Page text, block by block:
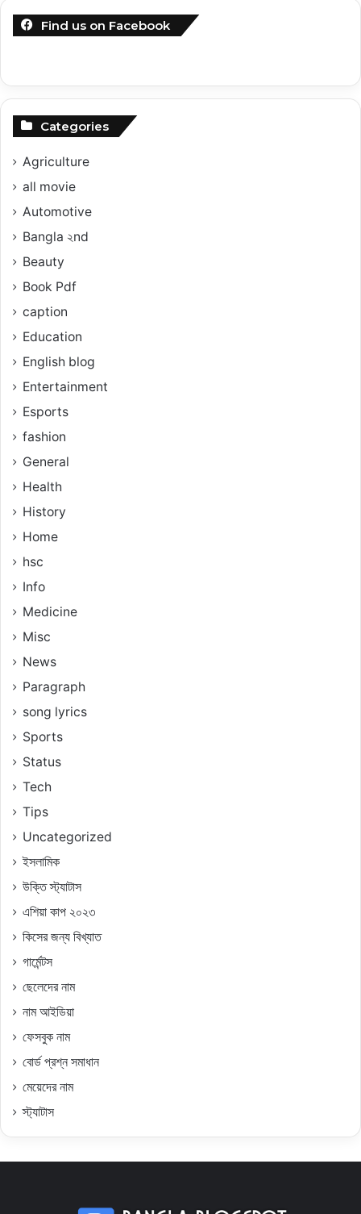
Find us on Facebook
Categories
Agriculture
all movie
Automotive
Bangla ২nd
Beauty
Book Pdf
caption
Education
English blog
Entertainment
Esports
fashion
General
Health
History
Home
hsc
Info
Medicine
Misc
News
Paragraph
song lyrics
Sports
Status
Tech
Tips
Uncategorized
ইসলামিক
উক্তি স্ট্যাটাস
এশিয়া কাপ ২০২৩
কিসের জন্য বিখ্যাত
গার্মেন্টস
ছেলেদের নাম
নাম আইডিয়া
ফেসবুক নাম
বোর্ড প্রশ্ন সমাধান
মেয়েদের নাম
স্ট্যাটাস